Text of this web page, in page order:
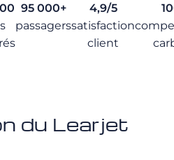
95 000+
passagers
4,9/5
satisfaction
client
du Learjet